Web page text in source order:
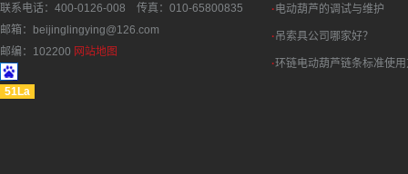
联系电话：400-0126-008 传真：010-65800835
邮箱：beijinglingying@126.com
邮编：102200 网站地图
51La
·电动葫芦的调试与维护
·吊索具公司哪家好？
·环链电动葫芦链条标准使